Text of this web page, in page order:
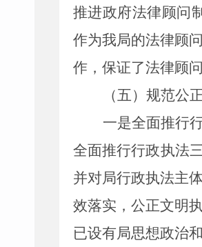
推进政府法律顾问
作为我局的法律顾
作，保证了法律顾
（五）规范公
一是全面推行
全面推行行政执法
并对局行政执法主
效落实，公正文明
已设有局思想政治